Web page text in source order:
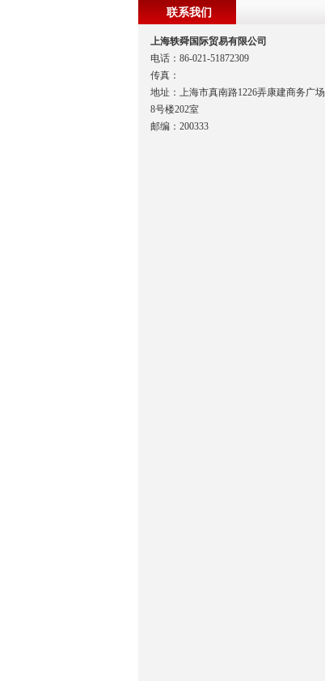
联系我们
上海轶舜国际贸易有限公司
电话：86-021-51872309
传真：
地址：上海市真南路1226弄康建商务广场
8号楼202室
邮编：200333